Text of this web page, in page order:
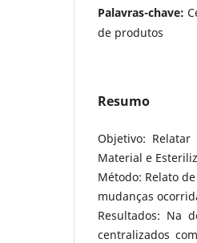
Palavras-chave:
de produtos
Resumo
Objetivo:
Material e
Método: Relato
mudanças
Resultados: Na
centralizados